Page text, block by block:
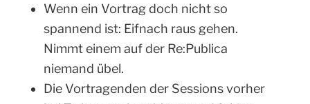
Wenn ein Vortrag doch nicht so
spannend ist: Eifnach raus gehen.
Nimmt einem auf der Re:Publica
niemand übel.
Die Vortragenden der Sessions vorher